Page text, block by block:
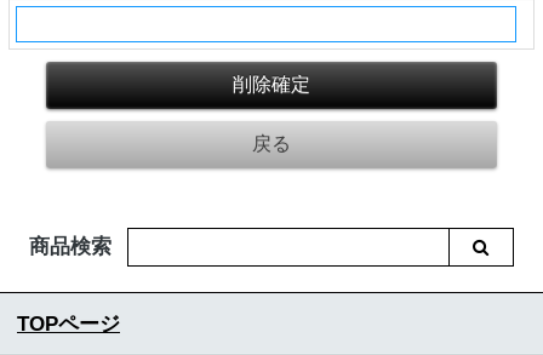
商品検索
TOPページ